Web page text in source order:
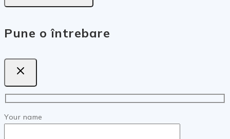
Pune o întrebare
Your name